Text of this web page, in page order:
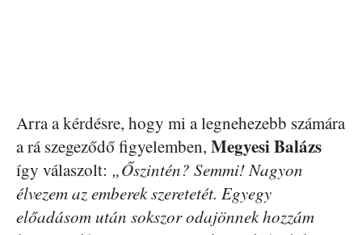
Arra a kérdésre, hogy mi a legnehezebb számára
a rá szegeződő figyelemben, Megyesi Balázs
így válaszolt: „Őszintén? Semmi! Nagyon
élvezem az emberek szeretetét. Egyegy
előadásom után sokszor odajönnek hozzám